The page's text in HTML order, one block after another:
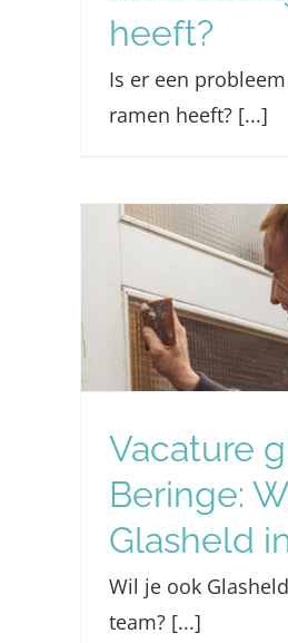
heeft?
Is er een
ramen heeft? [...]
Vacature
Beringe:
Glasheld
Wil je ook
team? [...]